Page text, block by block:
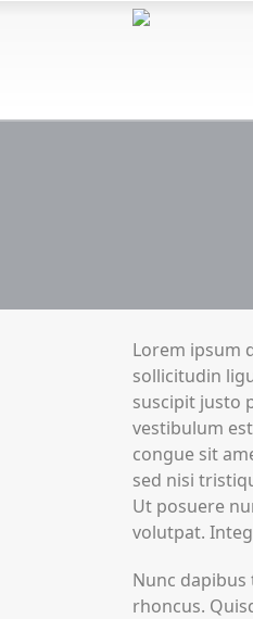
Lorem ipsum
sollicitudin
suscipit justo
vestibulum
congue sit
sed nisi
Ut posuere
volutpat.
Nunc
rhoncus.